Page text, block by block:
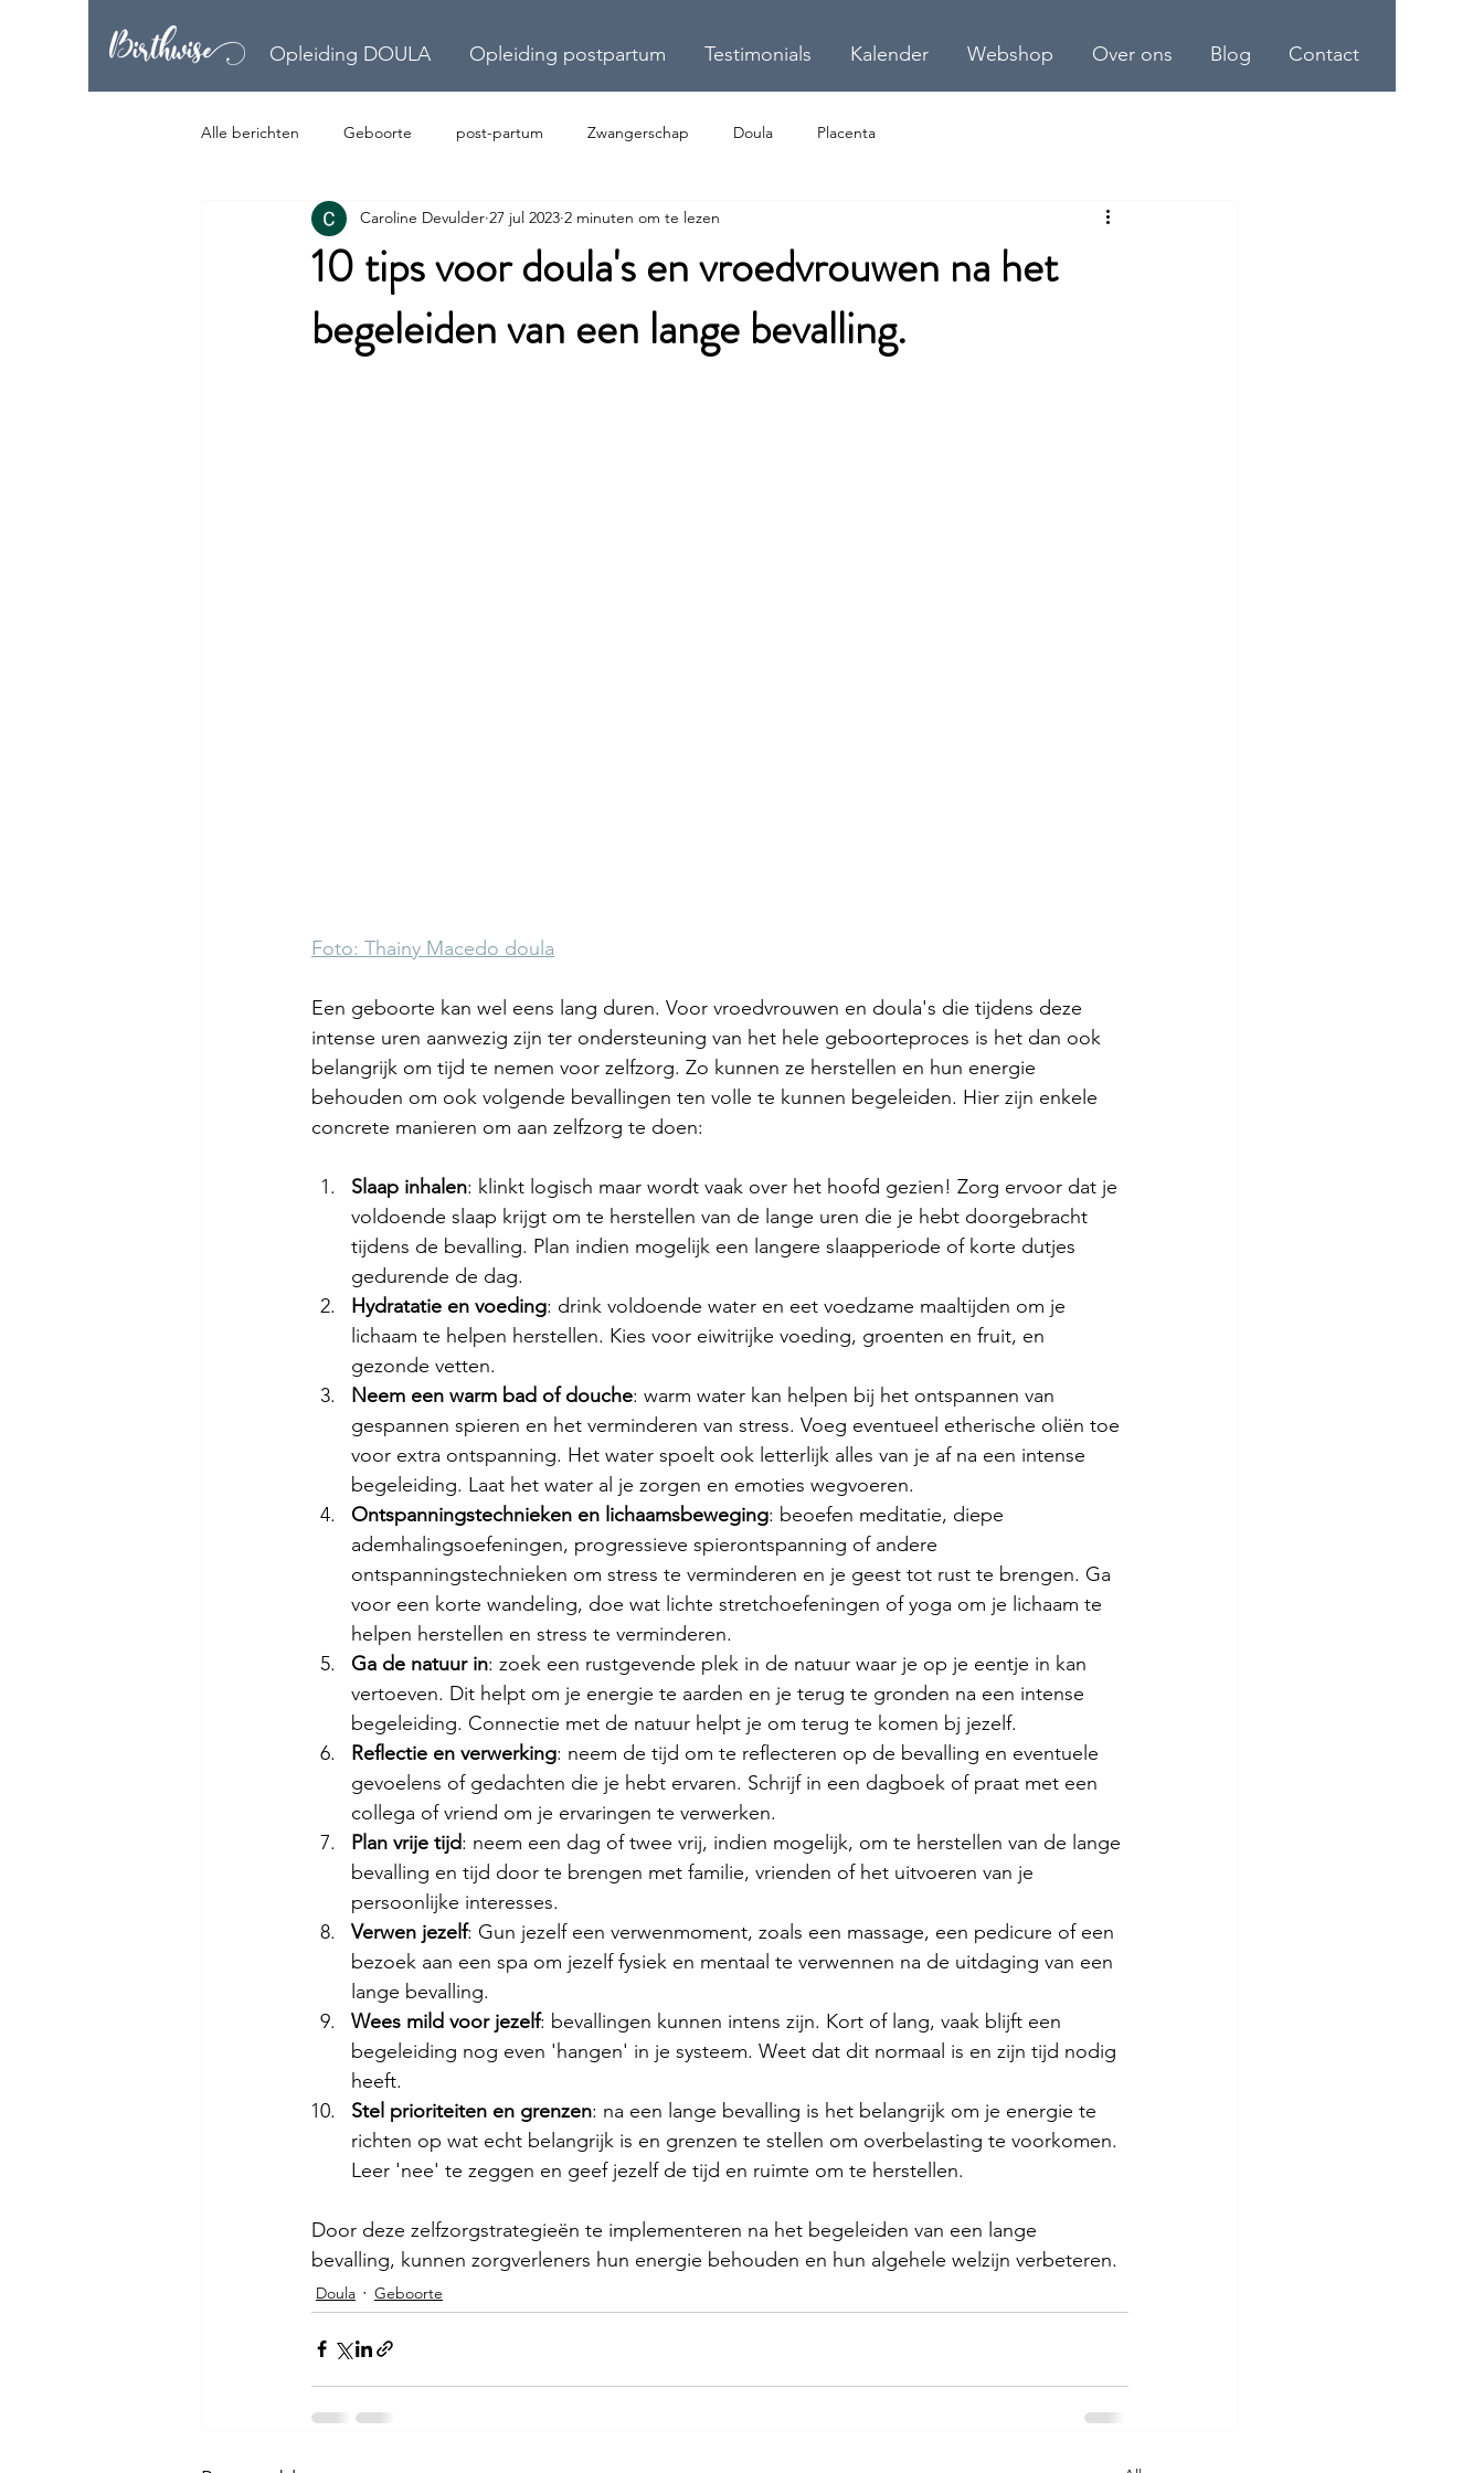
Opleiding DOULA Opleiding postpartum Testimonials Kalender Webshop Over ons Blog Contact
Alle berichten Geboorte post-partum Zwangerschap Doula Placenta
10 tips voor doula's en vroedvrouwen na het
begeleiden van een lange bevalling.
Caroline Devulder 27 jul 2023 2 minuten om te lezen
Foto: Thainy Macedo doula
Een geboorte kan wel eens lang duren. Voor vroedvrouwen en doula's die tijdens deze
intense uren aanwezig zijn ter ondersteuning van het hele geboorteproces is het dan ook
belangrijk om tijd te nemen voor zelfzorg. Zo kunnen ze herstellen en hun energie
behouden om ook volgende bevallingen ten volle te kunnen begeleiden. Hier zijn enkele
concrete manieren om aan zelfzorg te doen:
Slaap inhalen: klinkt logisch maar wordt vaak over het hoofd gezien! Zorg ervoor dat je
voldoende slaap krijgt om te herstellen van de lange uren die je hebt doorgebracht
tijdens de bevalling. Plan indien mogelijk een langere slaapperiode of korte dutjes
gedurende de dag.
Hydratatie en voeding: drink voldoende water en eet voedzame maaltijden om je
lichaam te helpen herstellen. Kies voor eiwitrijke voeding, groenten en fruit, en
gezonde vetten.
Neem een warm bad of douche: warm water kan helpen bij het ontspannen van
gespannen spieren en het verminderen van stress. Voeg eventueel etherische oliën toe
voor extra ontspanning. Het water spoelt ook letterlijk alles van je af na een intense
begeleiding. Laat het water al je zorgen en emoties wegvoeren.
Ontspanningstechnieken en lichaamsbeweging: beoefen meditatie, diepe
ademhalingsoefeningen, progressieve spierontspanning of andere
ontspanningstechnieken om stress te verminderen en je geest tot rust te brengen. Ga
voor een korte wandeling, doe wat lichte stretchoefeningen of yoga om je lichaam te
helpen herstellen en stress te verminderen.
Ga de natuur in: zoek een rustgevende plek in de natuur waar je op je eentje in kan
vertoeven. Dit helpt om je energie te aarden en je terug te gronden na een intense
begeleiding. Connectie met de natuur helpt je om terug te komen bj jezelf.
Reflectie en verwerking: neem de tijd om te reflecteren op de bevalling en eventuele
gevoelens of gedachten die je hebt ervaren. Schrijf in een dagboek of praat met een
collega of vriend om je ervaringen te verwerken.
Plan vrije tijd: neem een dag of twee vrij, indien mogelijk, om te herstellen van de lange
bevalling en tijd door te brengen met familie, vrienden of het uitvoeren van je
persoonlijke interesses.
Verwen jezelf: Gun jezelf een verwenmoment, zoals een massage, een pedicure of een
bezoek aan een spa om jezelf fysiek en mentaal te verwennen na de uitdaging van een
lange bevalling.
Wees mild voor jezelf: bevallingen kunnen intens zijn. Kort of lang, vaak blijft een
begeleiding nog even 'hangen' in je systeem. Weet dat dit normaal is en zijn tijd nodig
heeft.
Stel prioriteiten en grenzen: na een lange bevalling is het belangrijk om je energie te
richten op wat echt belangrijk is en grenzen te stellen om overbelasting te voorkomen.
Leer 'nee' te zeggen en geef jezelf de tijd en ruimte om te herstellen.
Door deze zelfzorgstrategieën te implementeren na het begeleiden van een lange
bevalling, kunnen zorgverleners hun energie behouden en hun algehele welzijn verbeteren.
Doula Geboorte